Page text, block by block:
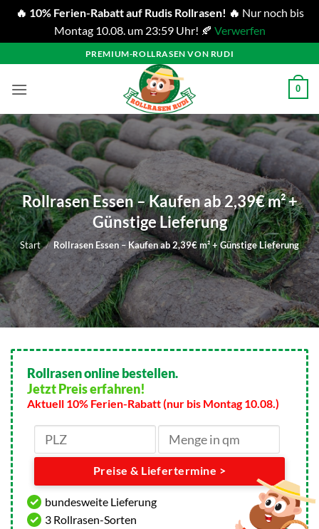
🔥 10% Ferien-Rabatt auf Rudis Rollrasen! 🔥 Nur noch bis
Montag 10.08. um 23:59 Uhr! 🍂 Verwerfen
Inhalt
springen
PREMIUM-ROLLRASEN VON RUDI
0
Rollrasen Essen – Kaufen ab 2,39€ m² +
Günstige Lieferung
Start / Rollrasen Essen – Kaufen ab 2,39€ m² + Günstige Lieferung
Rollrasen online bestellen.
Jetzt Preis erfahren!
Aktuell 10% Ferien-Rabatt (nur bis Montag 10.08.)
Preise & Liefertermine >
bundesweite Lieferung
3 Rollrasen-Sorten